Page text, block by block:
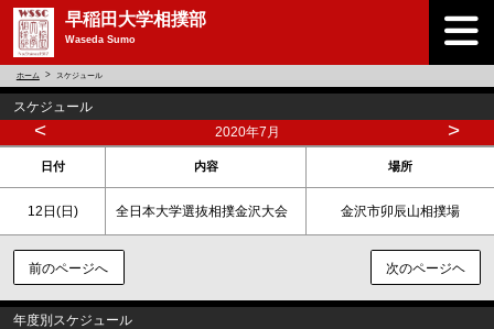
早稲田大学相撲部
Waseda Sumo
ホーム スケジュール
スケジュール
< 2020年7月 >
日付 内容 場所
12日(日) 全日本大学選抜相撲金沢大会 金沢市卯辰山相撲場
前のページへ 次のページヘ
年度別スケジュール